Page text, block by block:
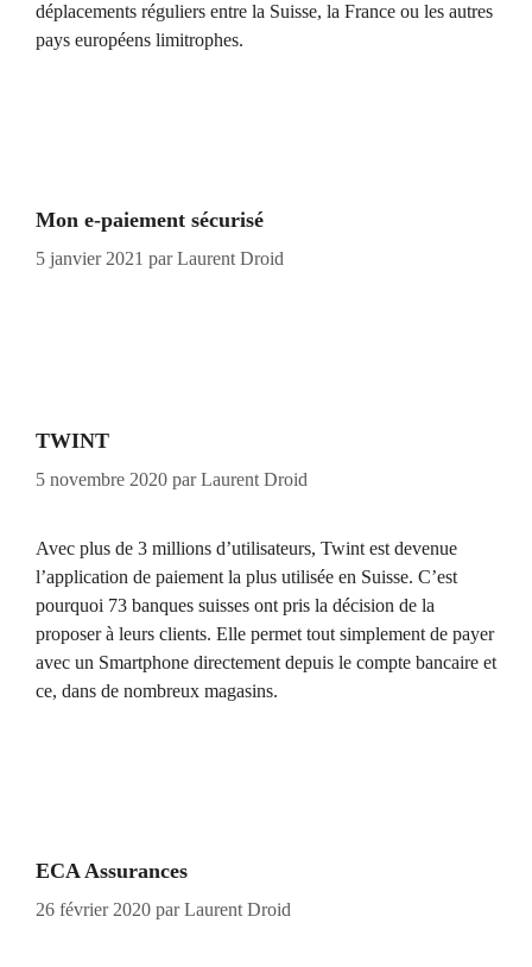
déplacements réguliers entre la Suisse, la France ou les autres
pays européens limitrophes.
Mon e-paiement sécurisé
5 janvier 2021 parLaurent Droid
TWINT
5 novembre 2020 parLaurent Droid
Avec plus de 3 millions d’utilisateurs, Twint est devenue
l’application de paiement la plus utilisée en Suisse. C’est
pourquoi 73 banques suisses ont pris la décision de la
proposer à leurs clients. Elle permet tout simplement de payer
avec un Smartphone directement depuis le compte bancaire et
ce, dans de nombreux magasins.
ECA Assurances
26 février 2020 parLaurent Droid